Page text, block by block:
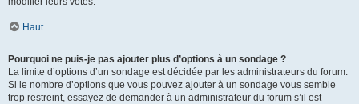
Haut
Pourquoi ne puis-je pas ajouter plus d’options à un sondage ?
La limite d’options d’un sondage est décidée par les administrateurs du forum.
Si le nombre d’options que vous pouvez ajouter à un sondage vous semble
trop restreint, essayez de demander à un administrateur du forum s’il est